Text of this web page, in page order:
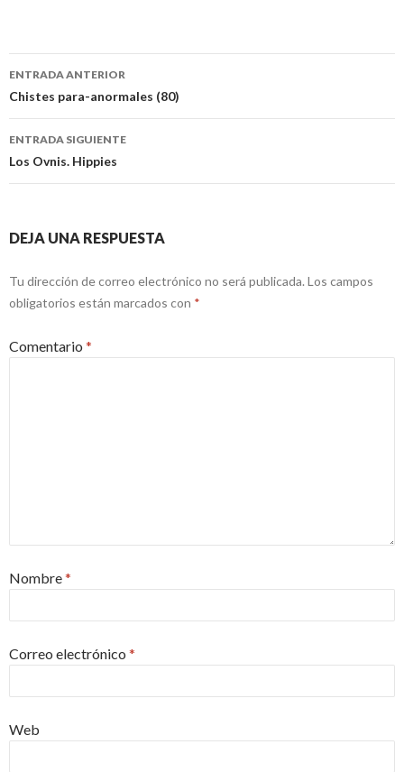
Navegación
de
entradas
ENTRADA ANTERIOR
Chistes para-anormales (80)
ENTRADA SIGUIENTE
Los Ovnis. Hippies
DEJA UNA RESPUESTA
Tu dirección de correo electrónico no será publicada. Los campos
obligatorios están marcados con *
Comentario *
Nombre*
Correo electrónico *
Web